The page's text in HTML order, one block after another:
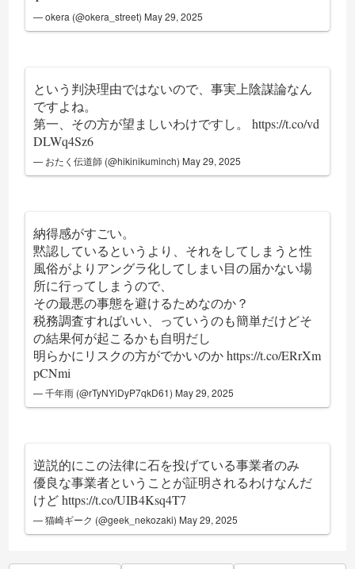
— okera (@okera_street) May 29, 2025
という判決理由ではないので、事実上陰謀論なん
ですよね。
第一、その方が望ましいわけですし。https://t.co/vd
DLWq4Sz6
— おたく伝道師 (@hikinikuminch) May 29, 2025
納得感がすごい。
黙認しているというより、それをしてしまうと性
風俗がよりアングラ化してしまい目の届かない場
所に行ってしまうので、
その最悪の事態を避けるためなのか？
税務調査すればいい、っていうのも簡単だけどそ
の結果何が起こるかも自明だし
明らかにリスクの方がでかいのかhttps://t.co/ERrXm
pCNmi
— 千年雨 (@rTyNYiDyP7qkD61) May 29, 2025
逆説的にこの法律に石を投げている事業者のみ
優良な事業者ということが証明されるわけなんだ
けどhttps://t.co/UIB4Ksq4T7
— 猫崎ギーク (@geek_nekozaki) May 29, 2025